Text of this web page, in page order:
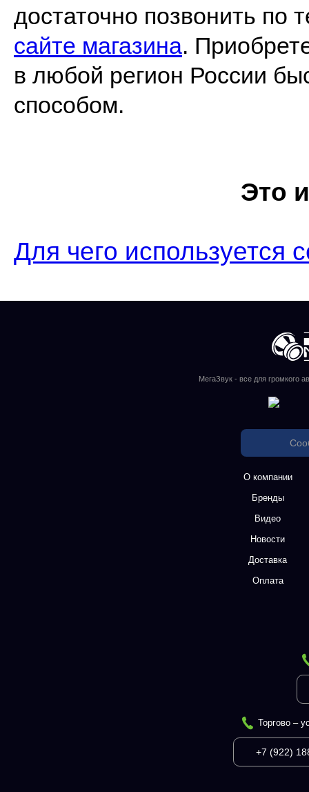
достаточно позвонить по
сайте магазина.
в любой регион России
способом.
Это
Для чего используется
МегаЗвук - все для громкого
О компании
Бренды
Видео
Новости
Доставка
Оплата
Торгово –
+7 (922)